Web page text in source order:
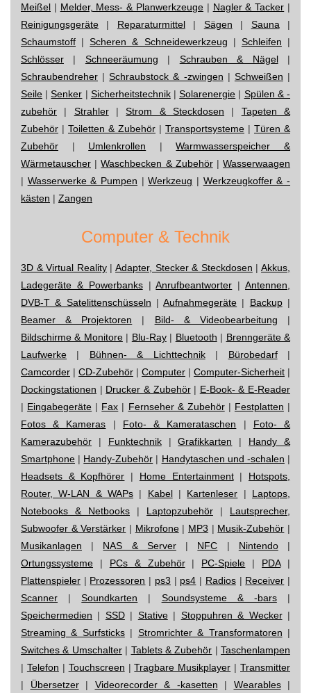
Meißel | Melder, Mess- & Planwerkzeuge | Nagler & Tacker |
Reinigungsgeräte | Reparaturmittel| Sägen | Sauna |
Schaumstoff |Scheren & Schneidewerkzeug | Schleifen |
Schlösser | Schneeräumung | Schrauben & Nägel|
Schraubendreher |Schraubstock & -zwingen | Schweißen |
Seile |Senker | Sicherheitstechnik|Solarenergie | Spülen & -
zubehör | Strahler|Strom & Steckdosen | Tapeten &
Zubehör | Toiletten & Zubehör | Transportsysteme | Türen &
Zubehör | Umlenkrollen |Warmwasserspeicher &
Wärmetauscher |Waschbecken & Zubehör|Wasserwaagen
| Wasserwerke & Pumpen |Werkzeug | Werkzeugkoffer & -
kästen | Zangen
Computer & Technik
3D & Virtual Reality|Adapter, Stecker & Steckdosen |Akkus,
Ladegeräte & Powerbanks|Anrufbeantworter |Antennen,
DVB-T & Satelittenschüsseln |Aufnahmegeräte | Backup|
Beamer & Projektoren | Bild- & Videobearbeitung |
Bildschirme & Monitore| Blu-Ray| Bluetooth | Brenngeräte &
Laufwerke | Bühnen- & Lichttechnik| Bürobedarf|
Camcorder | CD-Zubehör | Computer | Computer-Sicherheit |
Dockingstationen | Drucker & Zubehör| E-Book- & E-Reader
| Eingabegeräte | Fax | Fernseher & Zubehör| Festplatten |
Fotos & Kameras | Foto- & Kamerataschen | Foto- &
Kamerazubehör | Funktechnik|Grafikkarten | Handy &
Smartphone | Handy-Zubehör | Handytaschen und -schalen |
Headsets & Kopfhörer | Home Entertainment| Hotspots,
Router, W-LAN & WAPs | Kabel| Kartenleser | Laptops,
Notebooks & Netbooks | Laptopzubehör | Lautsprecher,
Subwoofer & Verstärker | Mikrofone| MP3 | Musik-Zubehör |
Musikanlagen | NAS & Server| NFC | Nintendo|
Ortungssysteme | PCs & Zubehör| PC-Spiele | PDA|
Plattenspieler | Prozessoren | ps3 | ps4 | Radios| Receiver |
Scanner |Soundkarten | Soundsysteme & -bars|
Speichermedien | SSD| Stative| Stoppuhren & Wecker|
Streaming & Surfsticks| Stromrichter & Transformatoren |
Switches & Umschalter| Tablets & Zubehör | Taschenlampen
| Telefon | Touchscreen |Tragbare Musikplayer | Transmitter
| Übersetzer| Videorecorder & -kasetten | Wearables|